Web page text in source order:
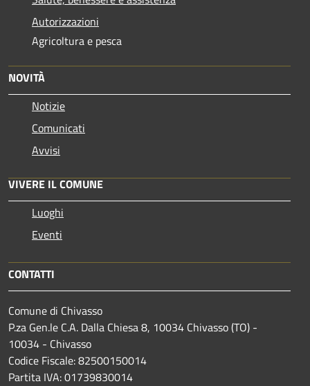
Autorizzazioni
Agricoltura e pesca
NOVITÀ
Notizie
Comunicati
Avvisi
VIVERE IL COMUNE
Luoghi
Eventi
CONTATTI
Comune di Chivasso
P.za Gen.le C.A. Dalla Chiesa 8, 10034 Chivasso (TO) -
10034 - Chivasso
Codice Fiscale: 82500150014
Partita IVA: 01739830014